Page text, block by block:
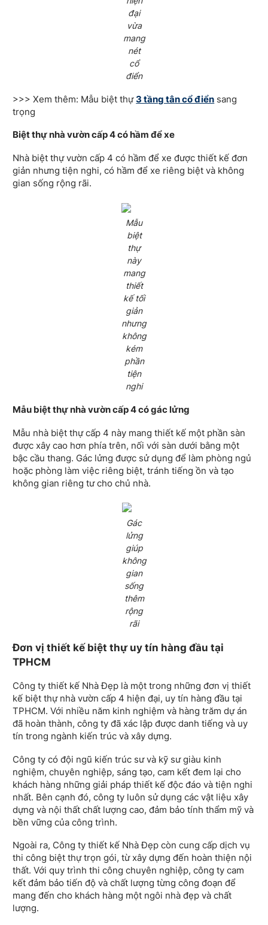
đại
vừa
mang
nét
cổ
điển
>>> Xem thêm: Mẫu biệt thự3 tầng tân cổ điển sang
trọng
Biệt thự nhà vườn cấp 4 có hầm để xe
Nhà biệt thự vườn cấp 4 có hầm để xe được thiết kế đơn
giản nhưng tiện nghi, có hầm để xe riêng biệt và không
gian sống rộng rãi.
Mẫu
biệt
thự
này
mang
thiết
kế tối
giản
nhưng
không
kém
phần
tiện
nghi
Mẫu biệt thự nhà vườn cấp 4 có gác lửng
Mẫu nhà biệt thự cấp 4 này mang thiết kế một phần sàn
được xây cao hơn phía trên, nối với sàn dưới bằng một
bậc cầu thang. Gác lửng được sử dụng để làm phòng ngủ
hoặc phòng làm việc riêng biệt, tránh tiếng ồn và tạo
không gian riêng tư cho chủ nhà.
Gác
lửng
giúp
không
gian
sống
thêm
rộng
rãi
Đơn vị thiết kế biệt thự uy tín hàng đầu tại
TPHCM
Công ty thiết kế Nhà Đẹp là một trong những đơn vị thiết
kế biệt thự nhà vườn cấp 4 hiện đại, uy tín hàng đầu tại
TPHCM. Với nhiều năm kinh nghiệm và hàng trăm dự án
đã hoàn thành, công ty đã xác lập được danh tiếng và uy
tín trong ngành kiến trúc và xây dựng.
Công ty có đội ngũ kiến trúc sư và kỹ sư giàu kinh
nghiệm, chuyên nghiệp, sáng tạo, cam kết đem lại cho
khách hàng những giải pháp thiết kế độc đáo và tiện nghi
nhất. Bên cạnh đó, công ty luôn sử dụng các vật liệu xây
dựng và nội thất chất lượng cao, đảm bảo tính thẩm mỹ và
bền vững của công trình.
Ngoài ra, Công ty thiết kế Nhà Đẹp còn cung cấp dịch vụ
thi công biệt thự trọn gói, từ xây dựng đến hoàn thiện nội
thất. Với quy trình thi công chuyên nghiệp, công ty cam
kết đảm bảo tiến độ và chất lượng từng công đoạn để
mang đến cho khách hàng một ngôi nhà đẹp và chất
lượng.